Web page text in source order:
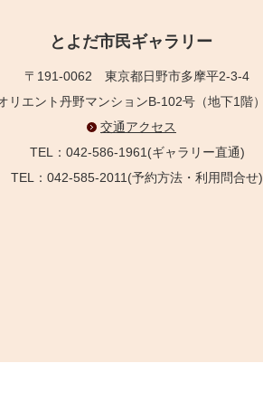
とよだ市民ギャラリー
〒191-0062 東京都日野市多摩平2-3-4
リエント丹野マンションB-102号（地下1階）
交通アクセス
TEL：042-586-1961(ギャラリー直通)
：042-585-2011(予約方法・利用問合せ)